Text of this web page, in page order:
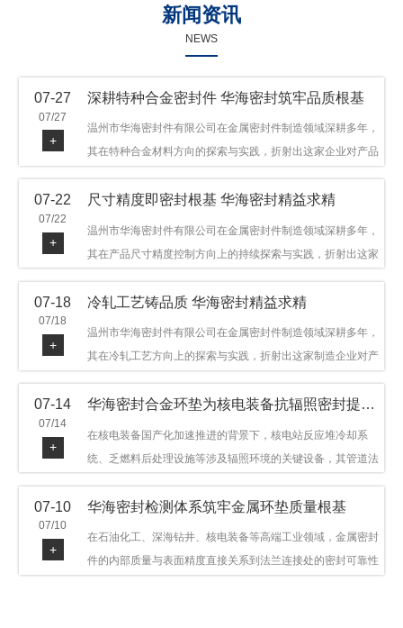
新闻资讯
NEWS
07-27
07/27
+
深耕特种合金密封件 华海密封筑牢品质根基
温州市华海密封件有限公司在金属密封件制造领域深耕多年，
其在特种合金材料方向的探索与实践，折射出这家企业对产品
品，可提供多种材质方案，在石油机械、管道法兰、采油树、
07-22
07/22
+
尺寸精度即密封根基 华海密封精益求精
温州市华海密封件有限公司在金属密封件制造领域深耕多年，
其在产品尺寸精度控制方向上的持续探索与实践，折射出这家
产品，广泛应用于石油机械、管道法兰、采油树、井口装置等
领域。本文从尺寸精度的技术内涵及企业工艺积累等角度，呈
现华海密封在该领域的务实探索与稳步发展。
07-18
07/18
+
冷轧工艺铸品质 华海密封精益求精
温州市华海密封件有限公司在金属密封件制造领域深耕多年，
其在冷轧工艺方向上的探索与实践，折射出这家制造企业对产
品，广泛应用于石油机械、管道法兰、采油树、井口装置等领
步发展。
07-14
07/14
+
华海密封合金环垫为核电装备抗辐照密封提供可靠保障
在核电装备国产化加速推进的背景下，核电站反应堆冷却系
统、乏燃料后处理设施等涉及辐照环境的关键设备，其管道法
定与密封可靠。温州市华海密封件科技有限公司深耕金属密封
领域二十余年，依托八角垫、椭圆垫及RX/BX系列高压环垫等
全系列产品，以特种合金材质体系，为核电装备抗辐照密封提
供针对性配套方案。
07-10
07/10
+
华海密封检测体系筑牢金属环垫质量根基
在石油化工、深海钻井、核电装备等高端工业领域，金属密封
件的内部质量与表面精度直接关系到法兰连接处的密封可靠性